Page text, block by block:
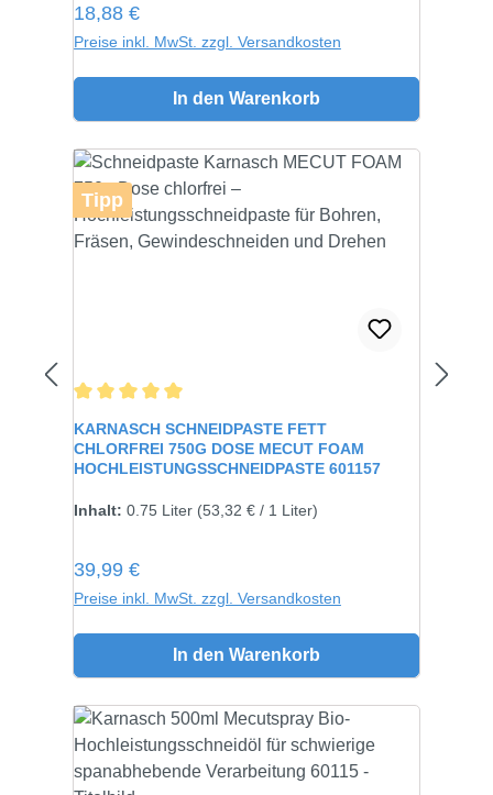
Regulärer Preis:
18,88 €
Preise inkl. MwSt. zzgl. Versandkosten
In den Warenkorb
Tipp
KARNASCH SCHNEIDPASTE FETT
CHLORFREI 750G DOSE MECUT FOAM
HOCHLEISTUNGSSCHNEIDPASTE 601157
Inhalt: 0.75 Liter (53,32 € / 1 Liter)
Regulärer Preis:
39,99 €
Preise inkl. MwSt. zzgl. Versandkosten
In den Warenkorb